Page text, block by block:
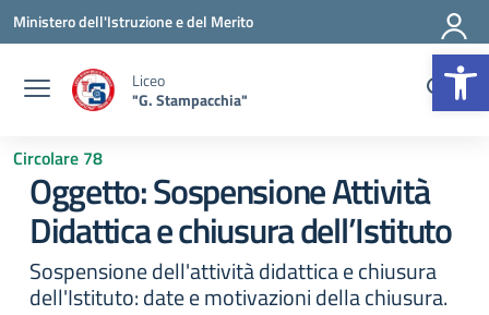
Vai ai contenuti
Vai al menu di navigazione
Vai al footer
Ministero dell'Istruzione e del Merito
Liceo
"G. Stampacchia"
Circolare 78
Oggetto: Sospensione Attività
Didattica e chiusura dell’Istituto
Sospensione dell'attività didattica e chiusura
dell'Istituto: date e motivazioni della chiusura.